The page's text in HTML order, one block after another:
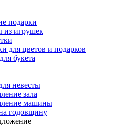
подарки
из игрушек
для цветов и подарков
букета
невесты
зала
машины
годовщину